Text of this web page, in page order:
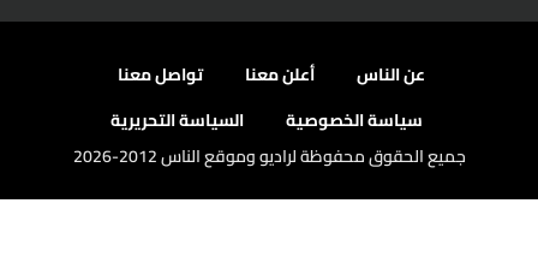
عن الناس أعلن معنا
تواصل معنا
سياسة الخصوصية
السياسة التحريرية
جميع الحقوق محفوظة لراديو وموقع الناس 2012-2026